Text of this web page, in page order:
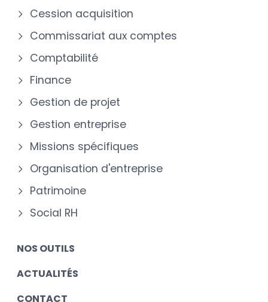
Cession acquisition
Commissariat aux comptes
Comptabilité
Finance
Gestion de projet
Gestion entreprise
Missions spécifiques
Organisation d'entreprise
Patrimoine
Social RH
NOS OUTILS
ACTUALITÉS
CONTACT